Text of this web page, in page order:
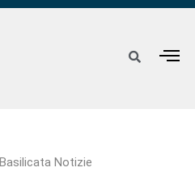
Basilicata Notizie